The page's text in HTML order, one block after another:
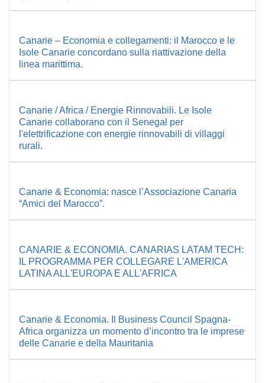
Canarie – Economia e collegamenti: il Marocco e le
Isole Canarie concordano sulla riattivazione della
linea marittima.
Canarie / Africa / Energie Rinnovabili. Le Isole
Canarie collaborano con il Senegal per
l'elettrificazione con energie rinnovabili di villaggi
rurali.
Canarie & Economia: nasce l’Associazione Canaria
“Amici del Marocco”.
CANARIE & ECONOMIA. CANARIAS LATAM TECH:
IL PROGRAMMA PER COLLEGARE L'AMERICA
LATINA ALL'EUROPA E ALL'AFRICA
Canarie & Economia. Il Business Council Spagna-
Africa organizza un momento d’incontro tra le imprese
delle Canarie e della Mauritania